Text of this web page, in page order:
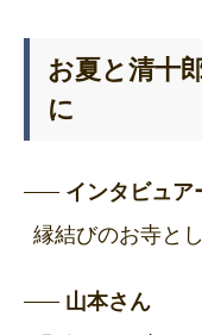
お夏と清十
に
インタビュア
縁結びのお寺と
山本さん